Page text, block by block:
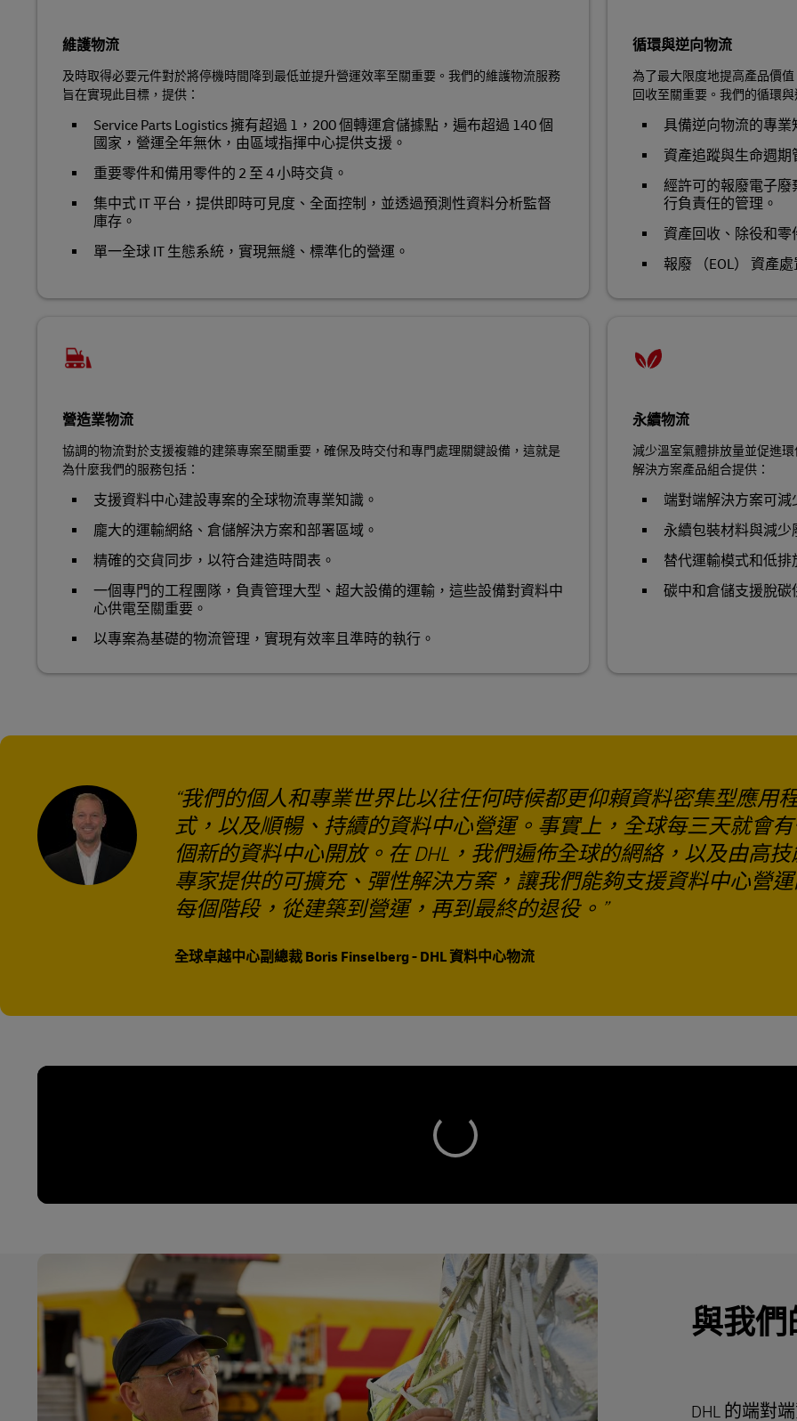
維護物流
及時取得必要元件對於將停機時間降到最低並提升營運效率至關重要。我們的維護物流服務
旨在實現此目標，提供：
Service Parts Logistics 擁有超過 1，200 個轉運倉儲據點，遍布超過 140 個
國家，營運全年無休，由區域指揮中心提供支援。
重要零件和備用零件的 2 至 4 小時交貨。
集中式 IT 平台，提供即時可見度、全面控制，並透過預測性資料分析監督
庫存。
單一全球 IT 生態系統，實現無縫、標準化的營運。
循環與逆向物流
為了最大限度地提高產品價
回收至關重要。我們的循環
具備逆向物流的專業
資產追蹤與生命週
經許可的報廢電子廢
行負責任的管理。
資產回收、除役和
報廢 （EOL） 資產
營造業物流
協調的物流對於支援複雜的建築專案至關重要，確保及時交付和專門處理關鍵設備，這就是
為什麼我們的服務包括：
支援資料中心建設專案的全球物流專業知識。
龐大的運輸網絡、倉儲解決方案和部署區域。
精確的交貨同步，以符合建造時間表。
一個專門的工程團隊，負責管理大型、超大設備的運輸，這些設備對資料中
心供電至關重要。
以專案為基礎的物流管理，實現有效率且準時的執行。
永續物流
減少溫室氣體排放量並促進
解決方案產品組合提供：
端對端解決方案可
永續包裝材料與減
替代運輸模式和低
碳中和倉儲支援脫碳
我們的個人和專業世界比以往任何時候都更仰賴資料密集型應用
式，以及順暢、持續的資料中心營運。事實上，全球每三天就會
個新的資料中心開放。在 DHL，我們遍佈全球的網絡，以及由高技
專家提供的可擴充、彈性解決方案，讓我們能夠支援資料中心營
每個階段，從建築到營運，再到最終的退役。
全球卓越中心副總裁 Boris Finselberg - DHL 資料中心物流
與我
DHL 的端對